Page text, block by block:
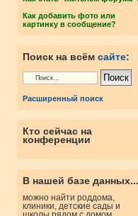
Как добавить фото или
картинку в сообщение?
Поиск на всём сайте:
Расширенный поиск
Кто сейчас на
конференции
В нашей базе данных...
можно найти роддома,
клиники, детские сады и